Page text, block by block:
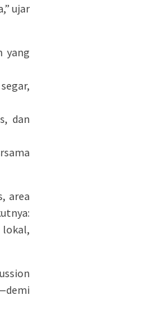
ujar
yang
dan
area